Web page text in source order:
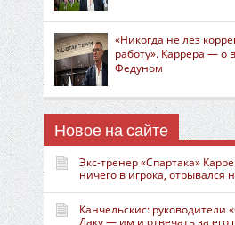
«Никогда не лез
работу». Каррера — о
Федуном
Новое на сайте
Экс-тренер «Спартака»
ничего в игрока, отрывался
Канчельскис: руководители
Даку — им и отвечать за его